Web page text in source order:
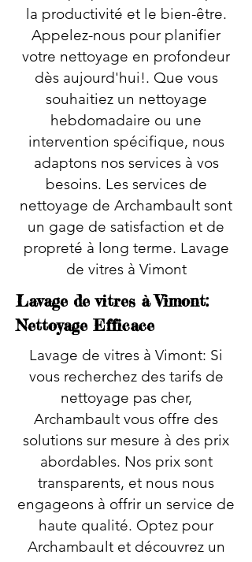
la productivité et le bien-être.
Appelez-nous pour planifier
votre nettoyage en profondeur
dès aujourd'hui!. Que vous
souhaitiez un nettoyage
hebdomadaire ou une
intervention spécifique, nous
adaptons nos services à vos
besoins. Les services de
nettoyage de Archambault sont
un gage de satisfaction et de
propreté à long terme. Lavage
de vitres à Vimont
Lavage de vitres à Vimont:
Nettoyage Efficace
Lavage de vitres à Vimont: Si
vous recherchez des tarifs de
nettoyage pas cher,
Archambault vous offre des
solutions sur mesure à des prix
abordables. Nos prix sont
transparents, et nous nous
engageons à offrir un service de
haute qualité. Optez pour
Archambault et découvrez un